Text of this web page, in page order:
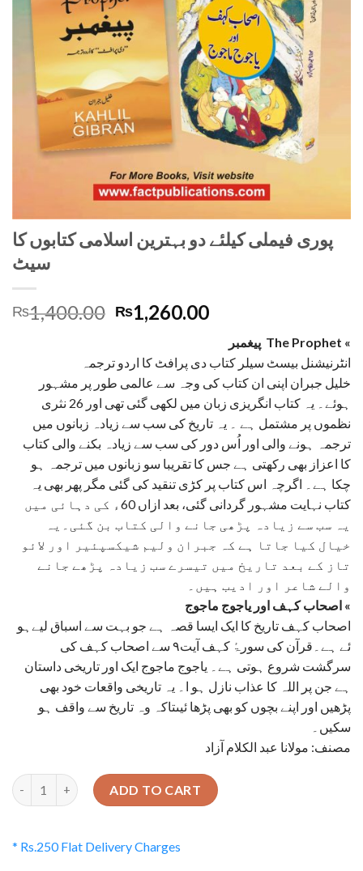
پوری فیملی کیلئے دو بہترین اسلامی کتابوں کا
سیٹ
₨1,400.00 Original
price
₨1,400.00.
₨1,260.00Current
₨1,260.00.
پیغمبر The Prophet «
انٹرنیشنل بیسٹ سیلر کتاب دی پرافٹ کا اردو ترجمہ
خلیل جبران اپنی ان کتاب کی وجہ سے عالمی طور پر مشہور
ہوئے۔ یہ کتاب انگریزی زبان میں لکھی گئی تھی اور 26 نثری
نظموں پر مشتمل ہے ۔ یہ تاریخ کی سب سے زیادہ زبانوں میں
ترجمہ ہونے والی اور اُس دور کی سب سے زیادہ بکنے والی کتاب
کا اعزاز بھی رکھتی ہے جس کا تقریبا سو زبانوں میں ترجمہ ہو
چکا ہے۔ اگرچہ اس کتاب پر کڑی تنقید کی گئی مگر پھر بھی یہ
کتاب نہایت مشہور گردانی گئی، بعد ازاں 60ء کی دہائی میں
یہ سب سے زیادہ پڑھی جانے والی کتاب بن گئی۔یہ
خیال کیا جاتا ہے کہ جبران ولیم شیکسپئیر اور لائو
تاز کے بعد تاریخ میں تیسرے سب زیادہ پڑھے جانے
والے شاعر اور ادیب ہیں۔
اصحاب کہف اور یاجوج ماجوج «
اصحاب کہف تاریخ کا ایک ایسا قصہ ہے جو بہت سے اسباق لیےہو
ئے ہے۔قرآن کی سورۃٔ کہف آیت۹ سے اصحاب کہف کی
سرگشت شروع ہوتی ہے۔ یاجوج ماجوج ایک اور تاریخی داستان
ہے جن پر اللہ کا عذاب نازل ہو ا۔ یہ تاریخی واقعات خود بھی
پڑھیں اور اپنے بچوں کو بھی پڑھا ئیںتاکہ وہ تاریخ سے واقف ہو
سکیں۔
مصنف: مولانا عبد الکلام آزاد
Quantity ADD TO CART
* Rs.250 Flat Delivery Charges